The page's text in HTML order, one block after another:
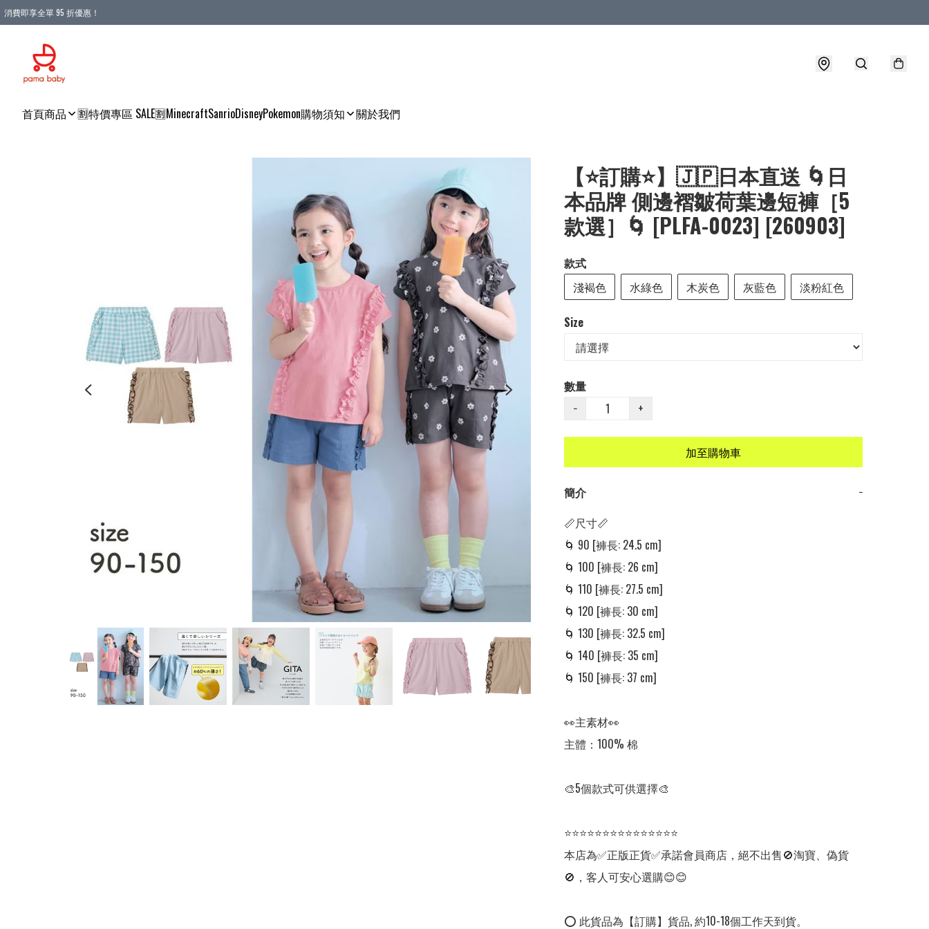
消費即享全單 95 折優惠！
首頁商品 🈹特價專區 SALE🈹MinecraftSanrioDisneyPokemon購物須知 關於我們
【⭐訂購⭐】🇯🇵日本直送 🌀日
本品牌 側邊褶皺荷葉邊短褲［5
款選］🌀 [PLFA-0023] [260903]
款式
淺褐色
水綠色 木炭色 灰藍色 淡粉紅色
Size
數量
−
+
加至購物車
簡介
−
📏尺寸📏
🌀 90 [褲長: 24.5 cm]
🌀 100 [褲長: 26 cm]
🌀 110 [褲長: 27.5 cm]
🌀 120 [褲長: 30 cm]
🌀 130 [褲長: 32.5 cm]
🌀 140 [褲長: 35 cm]
🌀 150 [褲長: 37 cm]
👀主素材👀
主體：100% 棉
🎨5個款式可供選擇🎨
⭐⭐⭐⭐⭐⭐⭐⭐⭐⭐⭐⭐⭐⭐⭐
本店為✅正版正貨✅承諾會員商店，絕不出售🚫淘寶、偽貨
🚫，客人可安心選購😊😊
⭕ 此貨品為【訂購】貨品, 約10-18個工作天到貨。